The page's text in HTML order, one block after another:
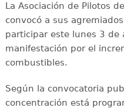
La Asociación de Pilotos
convocó a sus
participar este lunes 3 de
manifestación por el
combustibles.
Según la convocatoria
concentración está